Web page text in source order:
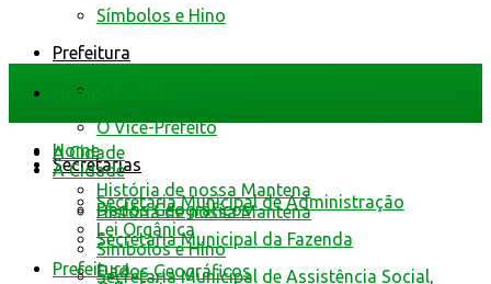
Símbolos e Hino
Prefeitura
O Vice-Prefeito
Secretarias
Secretaria Municipal de Administração
Secretaria Municipal da Fazenda
Secretaria Municipal de Assistência Social,
Home
A Cidade
História de nossa Mantena
Dados Geográficos
Home
A Cidade
História de nossa Mantena
Dados Geográficos
Lei Orgânica
Símbolos e Hino
Prefeitura